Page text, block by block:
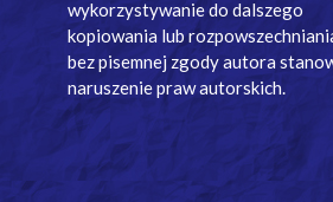
wykorzystywanie do dalszego
kopiowania lub
bez pisemnej zgody autora
naruszenie praw autorskich.